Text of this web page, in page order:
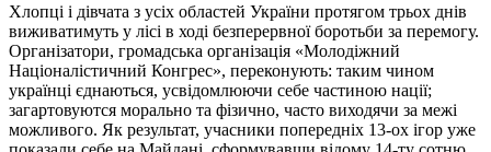
Хлопці і дівчата з усіх областей України протягом трьох днів
виживатимуть у лісі в ході безперервної боротьби за перемогу.
Організатори, громадська організація «Молодіжний
Націоналістичний Конгрес», переконують: таким чином
українці єднаються, усвідомлюючи себе частиною нації;
загартовуются морально та фізично, часто виходячи за межі
можливого. Як результат, учасники попередніх 13-ох ігор уже